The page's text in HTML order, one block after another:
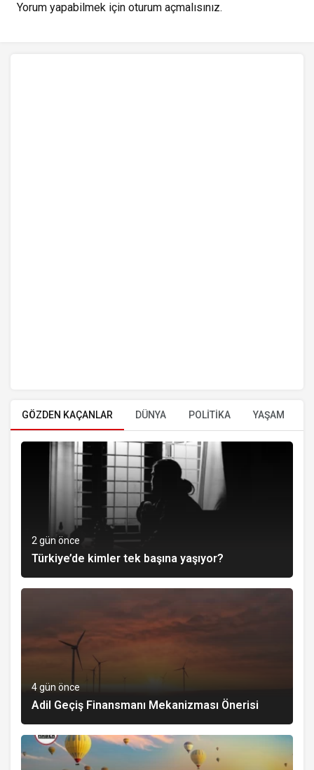
Yorum yapabilmek için oturum açmalısınız.
GÖZDEN KAÇANLAR DÜNYA POLİTİKA YAŞAM
2 gün önce
Türkiye’de kimler tek başına yaşıyor?
4 gün önce
Adil Geçiş Finansmanı Mekanizması Önerisi